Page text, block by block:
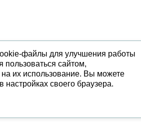
файлы для улучшения работы
пользоваться сайтом,
их использование. Вы можете
настройках своего браузера.